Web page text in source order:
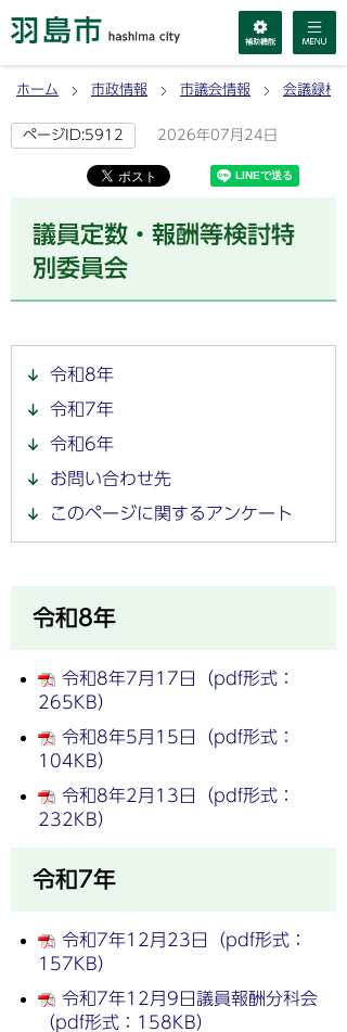
ホーム 市政情報 市議会情報 会議録検索
ページID:5912 2026年07月24日
議員定数・報酬等検討特
別委員会
令和8年
令和7年
令和6年
お問い合わせ先
このページに関するアンケート
令和8年
令和8年7月17日（pdf形式：
265KB）
令和8年5月15日（pdf形式：
104KB）
令和8年2月13日（pdf形式：
232KB）
令和7年
令和7年12月23日（pdf形式：
157KB）
令和7年12月9日議員報酬分科会
（pdf形式：158KB）